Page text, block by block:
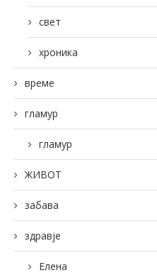
свет
хроника
време
гламур
гламур
ЖИВОТ
забава
здравје
Елена